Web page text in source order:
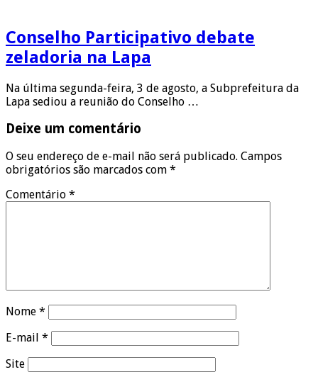
Conselho Participativo debate
zeladoria na Lapa
Na última segunda-feira, 3 de agosto, a Subprefeitura da
Lapa sediou a reunião do Conselho …
Deixe um comentário
O seu endereço de e-mail não será publicado. Campos
obrigatórios são marcados com *
Comentário *
Nome *
E-mail *
Site